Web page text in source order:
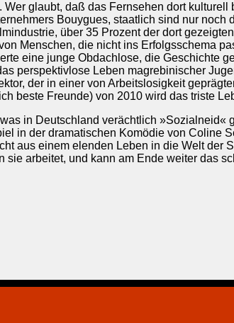
glaubt, daß das Fernsehen dort
Bouygues, staatlich sind nur
über 35 Prozent der dort
Menschen, die nicht ins Erfolgsschema
eine junge Obdachlose, die Geschichte
perspektivlose Leben magrebinischer
der in einer von Arbeitslosigkeit
beste Freunde) von 2010 wird das triste
in Deutschland verächtlich
in der dramatischen Komödie von Coline
aus einem elenden Leben in die Welt
sie arbeitet, und kann am Ende weiter das